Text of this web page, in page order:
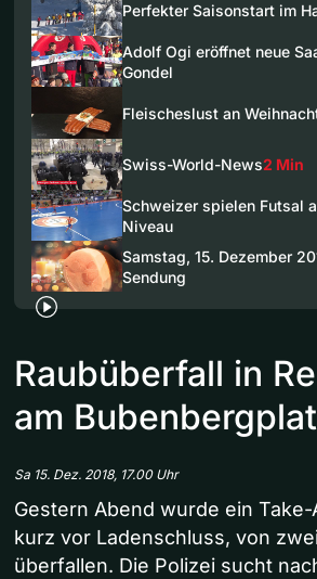
Perfekter Saisonstart im
Adolf Ogi eröffnet neue
Gondel
Fleischeslust an
Swiss-World-News2 Min
Schweizer spielen Futsal
Niveau
Samstag, 15. Dezember
Sendung
Raubüberfall in
am
Sa 15. Dez. 2018, 17.00 Uhr
Gestern Abend wurde ein
kurz vor Ladenschluss, von
überfallen. Die Polizei sucht